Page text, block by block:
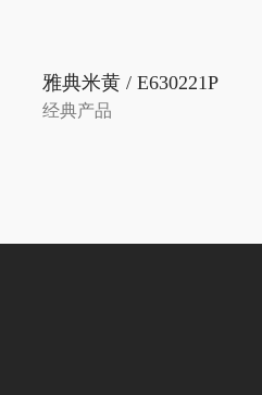
雅典米黄 / E630221P
经典产品